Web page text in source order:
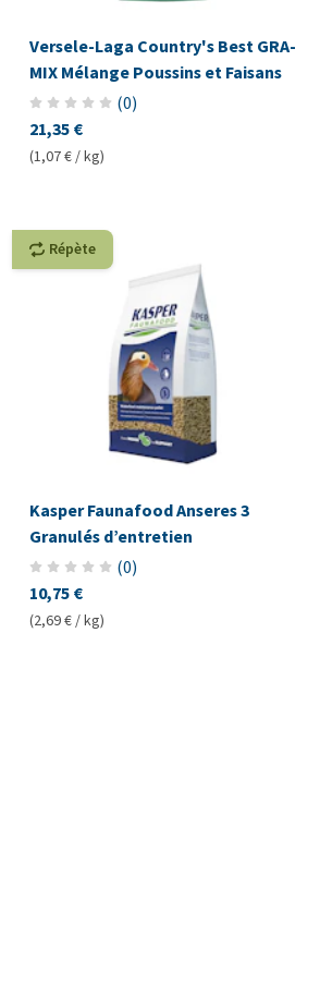
Versele-Laga Country's Best GRA-
MIX Mélange Poussins et Faisans
(0)
21,35 €
(1,07 € / kg)
Répète
Kasper Faunafood Anseres 3
Granulés d’entretien
(0)
10,75 €
(2,69 € / kg)